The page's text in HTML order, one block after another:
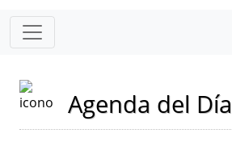
Agenda del Día